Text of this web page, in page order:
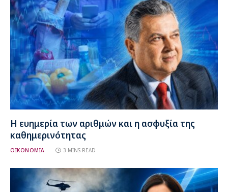
Η ευημερία των αριθμών και η ασφυξία της
καθημερινότητας
ΟΙΚΟΝΟΜΙΑ 3 MINS READ